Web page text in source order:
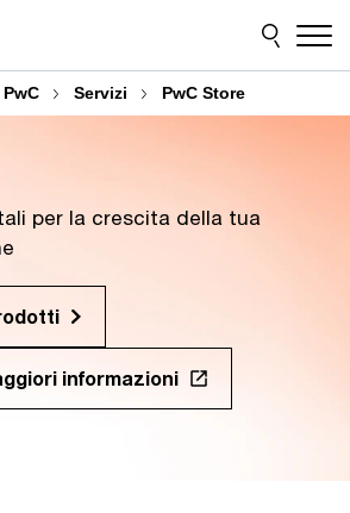
Servizi PwC Store
per la crescita della tua
informazioni